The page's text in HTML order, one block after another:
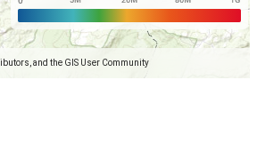
and the GIS User Community